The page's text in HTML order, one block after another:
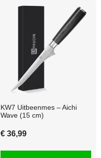
KW7 Uitbeenmes – Aichi
Wave (15 cm)
€ 36,99